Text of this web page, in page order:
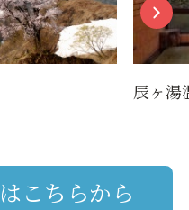
辰ヶ湯
こちらから